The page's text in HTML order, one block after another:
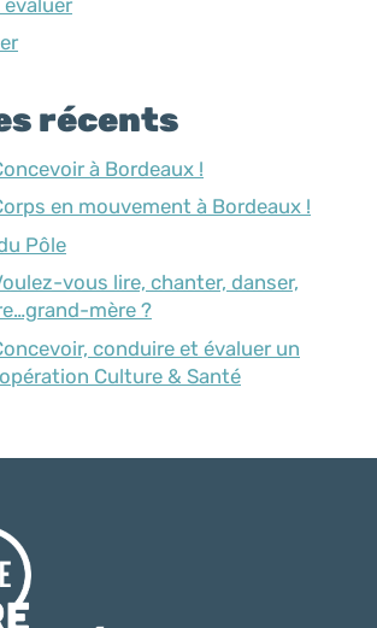
récents
à Bordeaux !
en mouvement à Bordeaux !
Pôle
vous lire, chanter, danser,
mère ?
conduire et évaluer un
Culture & Santé